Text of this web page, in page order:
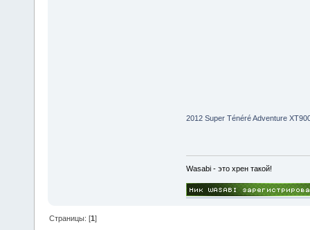
2012 Super Ténéré Adventure
Wasabi - это хрен такой!
Страницы: [1]